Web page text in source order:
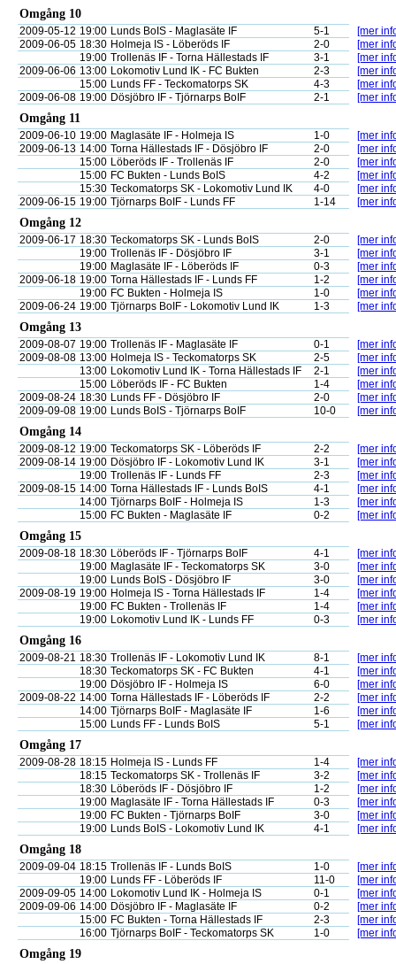
Omgång 10
2009-05-12 19:00 Lunds BoIS - Maglasäte IF 5-1
[mer
2009-06-05 18:30 Holmeja IS - Löberöds IF 2-0
[mer
19:00 Trollenäs IF - Torna Hällestads IF 3-1
[mer
2009-06-06 13:00 Lokomotiv Lund IK - FC Bukten 2-3
[mer
15:00 Lunds FF - Teckomatorps SK 4-3
[mer
2009-06-08 19:00 Dösjöbro IF - Tjörnarps BoIF 2-1 [mer
Omgång 11
2009-06-10 19:00 Maglasäte IF - Holmeja IS 1-0
[mer
2009-06-13 14:00 Torna Hällestads IF - Dösjöbro IF 2-0
[mer
15:00 Löberöds IF - Trollenäs IF 2-0
[mer
15:00 FC Bukten - Lunds BoIS 4-2
[mer
15:30 Teckomatorps SK - Lokomotiv Lund IK 4-0
[mer
2009-06-15 19:00 Tjörnarps BoIF - Lunds FF 1-14 [mer
Omgång 12
2009-06-17 18:30 Teckomatorps SK - Lunds BoIS 2-0
[mer
19:00 Trollenäs IF - Dösjöbro IF 3-1
[mer
19:00 Maglasäte IF - Löberöds IF 0-3
[mer
2009-06-18 19:00 Torna Hällestads IF - Lunds FF 1-2
[mer
19:00 FC Bukten - Holmeja IS 1-0
[mer
2009-06-24 19:00 Tjörnarps BoIF - Lokomotiv Lund IK 1-3 [mer
Omgång 13
2009-08-07 19:00 Trollenäs IF - Maglasäte IF 0-1
[mer
2009-08-08 13:00 Holmeja IS - Teckomatorps SK 2-5
[mer
13:00 Lokomotiv Lund IK - Torna Hällestads IF 2-1
[mer
15:00 Löberöds IF - FC Bukten 1-4
[mer
2009-08-24 18:30 Lunds FF - Dösjöbro IF 2-0
[mer
2009-09-08 19:00 Lunds BoIS - Tjörnarps BoIF 10-0 [mer
Omgång 14
2009-08-12 19:00 Teckomatorps SK - Löberöds IF 2-2
[mer
2009-08-14 19:00 Dösjöbro IF - Lokomotiv Lund IK 3-1
[mer
19:00 Trollenäs IF - Lunds FF 2-3
[mer
2009-08-15 14:00 Torna Hällestads IF - Lunds BoIS 4-1
[mer
14:00 Tjörnarps BoIF - Holmeja IS 1-3
[mer
15:00 FC Bukten - Maglasäte IF 0-2 [mer
Omgång 15
2009-08-18 18:30 Löberöds IF - Tjörnarps BoIF 4-1
[mer
19:00 Maglasäte IF - Teckomatorps SK 3-0
[mer
19:00 Lunds BoIS - Dösjöbro IF 3-0
[mer
2009-08-19 19:00 Holmeja IS - Torna Hällestads IF 1-4
[mer
19:00 FC Bukten - Trollenäs IF 1-4
[mer
19:00 Lokomotiv Lund IK - Lunds FF 0-3 [mer
Omgång 16
2009-08-21 18:30 Trollenäs IF - Lokomotiv Lund IK 8-1
[mer
18:30 Teckomatorps SK - FC Bukten 4-1
[mer
19:00 Dösjöbro IF - Holmeja IS 6-0
[mer
2009-08-22 14:00 Torna Hällestads IF - Löberöds IF 2-2
[mer
14:00 Tjörnarps BoIF - Maglasäte IF 1-6
[mer
15:00 Lunds FF - Lunds BoIS 5-1 [mer
Omgång 17
2009-08-28 18:15 Holmeja IS - Lunds FF 1-4
[mer
18:15 Teckomatorps SK - Trollenäs IF 3-2
[mer
18:30 Löberöds IF - Dösjöbro IF 1-2
[mer
19:00 Maglasäte IF - Torna Hällestads IF 0-3
[mer
19:00 FC Bukten - Tjörnarps BoIF 3-0
[mer
19:00 Lunds BoIS - Lokomotiv Lund IK 4-1 [mer
Omgång 18
2009-09-04 18:15 Trollenäs IF - Lunds BoIS 1-0
[mer
19:00 Lunds FF - Löberöds IF 11-0
[mer
2009-09-05 14:00 Lokomotiv Lund IK - Holmeja IS 0-1
[mer
2009-09-06 14:00 Dösjöbro IF - Maglasäte IF 0-2
[mer
15:00 FC Bukten - Torna Hällestads IF 2-3
[mer
16:00 Tjörnarps BoIF - Teckomatorps SK 1-0 [mer
Omgång 19